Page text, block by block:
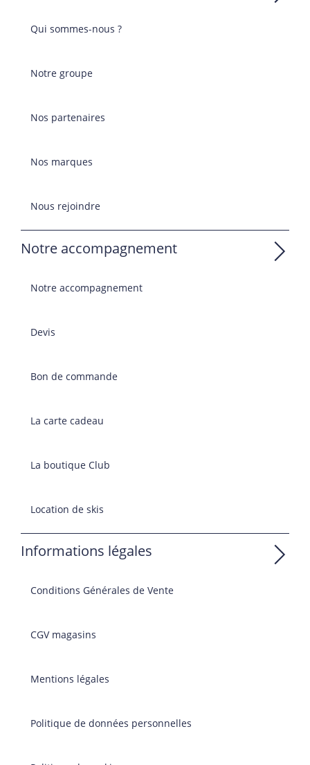
Qui sommes-nous ?
Notre groupe
Nos partenaires
Nos marques
Nous rejoindre
Notre accompagnement
Notre accompagnement
Devis
Bon de commande
La carte cadeau
La boutique Club
Location de skis
Informations légales
Conditions Générales de Vente
CGV magasins
Mentions légales
Politique de données personnelles